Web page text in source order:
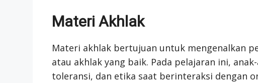
Materi Akhlak
Materi akhlak bertujuan untuk mengenalkan
atau akhlak yang baik. Pada pelajaran ini,
toleransi, dan etika saat berinteraksi dengan